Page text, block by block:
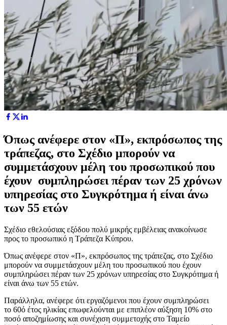
Όπως ανέφερε στον «Π», εκπρόσωπος της
τράπεζας, στο Σχέδιο μπορούν να
συμμετάσχουν μέλη του προσωπικού που
έχουν συμπληρώσει πέραν των 25 χρόνων
υπηρεσίας στο Συγκρότημα ή είναι άνω
των 55 ετών
Σχέδιο εθελούσιας εξόδου πολύ μικρής εμβέλειας ανακοίνωσε
προς το προσωπικό η Τράπεζα Κύπρου.
Όπως ανέφερε στον «Π», εκπρόσωπος της τράπεζας, στο Σχέδιο
μπορούν να συμμετάσχουν μέλη του προσωπικού που έχουν
συμπληρώσει πέραν των 25 χρόνων υπηρεσίας στο Συγκρότημα ή
είναι άνω των 55 ετών.
Παράλληλα, ανέφερε ότι εργαζόμενοι που έχουν συμπληρώσει
το 60ό έτος ηλικίας επωφελούνται με επιπλέον αύξηση 10% στο
ποσό αποζημίωσης και συνέχιση συμμετοχής στο Ταμείο